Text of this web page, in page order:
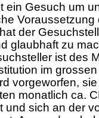
ein Gesuch um
Voraussetzung
der
glaubhaft zu
ist des
im
vorgeworfen,
monatlich ca.
und sich an der